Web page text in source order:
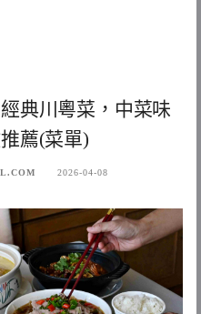
典川粵菜，中菜味
薦(菜單)
2026-04-08